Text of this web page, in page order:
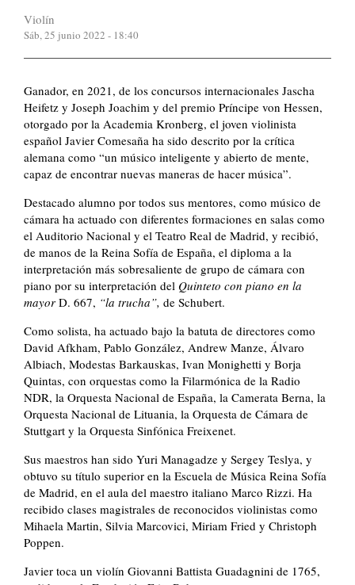
Violín
Sáb, 25 junio 2022 - 18:40
Ganador, en 2021, de los concursos internacionales Jascha
Heifetz y Joseph Joachim y del premio Príncipe von Hessen,
otorgado por la Academia Kronberg, el joven violinista
español Javier Comesaña ha sido descrito por la crítica
alemana como “un músico inteligente y abierto de mente,
capaz de encontrar nuevas maneras de hacer música”.
Destacado alumno por todos sus mentores, como músico de
cámara ha actuado con diferentes formaciones en salas como
el Auditorio Nacional y el Teatro Real de Madrid, y recibió,
de manos de la Reina Sofía de España, el diploma a la
interpretación más sobresaliente de grupo de cámara con
piano por su interpretación del Quinteto con piano en la
mayor D. 667, “la trucha”, de Schubert.
Como solista, ha actuado bajo la batuta de directores como
David Afkham, Pablo González, Andrew Manze, Álvaro
Albiach, Modestas Barkauskas, Ivan Monighetti y Borja
Quintas, con orquestas como la Filarmónica de la Radio
NDR, la Orquesta Nacional de España, la Camerata Berna, la
Orquesta Nacional de Lituania, la Orquesta de Cámara de
Stuttgart y la Orquesta Sinfónica Freixenet.
Sus maestros han sido Yuri Managadze y Sergey Teslya, y
obtuvo su título superior en la Escuela de Música Reina Sofía
de Madrid, en el aula del maestro italiano Marco Rizzi. Ha
recibido clases magistrales de reconocidos violinistas como
Mihaela Martin, Silvia Marcovici, Miriam Fried y Christoph
Poppen.
Javier toca un violín Giovanni Battista Guadagnini de 1765,